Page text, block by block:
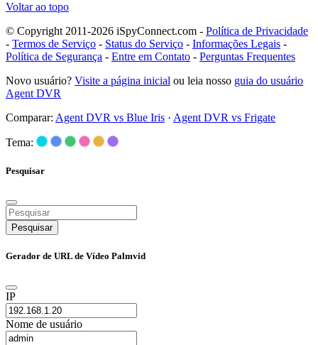
Voltar ao topo
© Copyright 2011-2026 iSpyConnect.com - Política de Privacidade
- Termos de Serviço - Status do Serviço - Informações Legais -
Política de Segurança - Entre em Contato - Perguntas Frequentes
Novo usuário? Visite a página inicial ou leia nosso guia do usuário
Agent DVR
Comparar: Agent DVR vs Blue Iris · Agent DVR vs Frigate
Tema:
Pesquisar
Pesquisar
Gerador de URL de Vídeo Palmvid
IP
Nome de usuário